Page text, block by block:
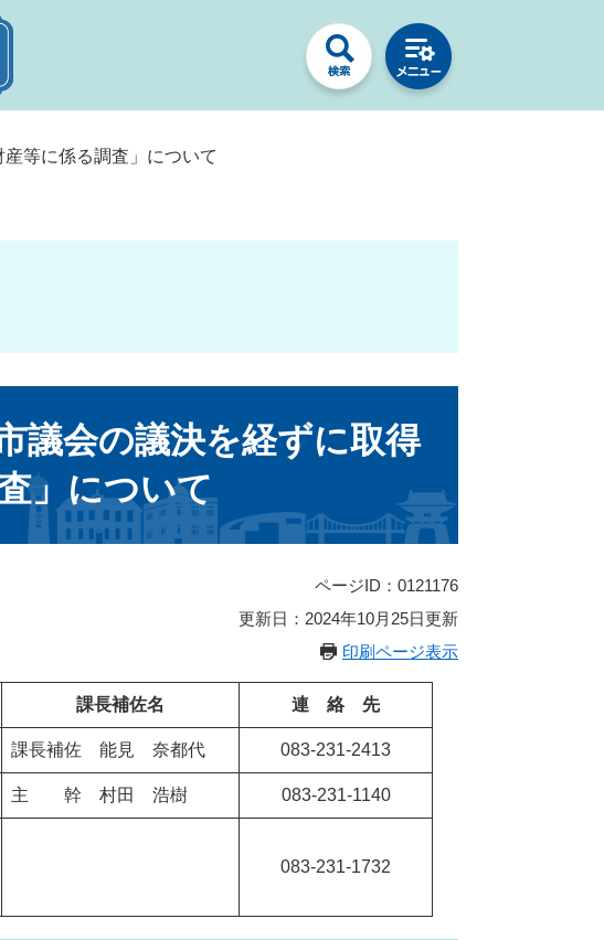
等に係る調査」について
議会の議決を経ずに取得
」について
ページID：0121176
更新日：2024年10月25日更新
印刷ページ表示
課長補佐名 連 絡 先
課長補佐 能見 奈都代 083-231-2413
主 幹 村田 浩樹 083-231-1140
083-231-1732